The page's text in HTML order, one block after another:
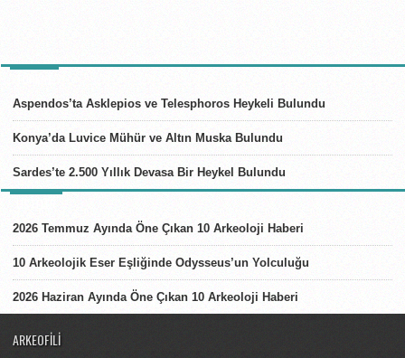
Aspendos’ta Asklepios ve Telesphoros Heykeli Bulundu
Konya’da Luvice Mühür ve Altın Muska Bulundu
Sardes’te 2.500 Yıllık Devasa Bir Heykel Bulundu
2026 Temmuz Ayında Öne Çıkan 10 Arkeoloji Haberi
10 Arkeolojik Eser Eşliğinde Odysseus’un Yolculuğu
2026 Haziran Ayında Öne Çıkan 10 Arkeoloji Haberi
ARKEOFILI